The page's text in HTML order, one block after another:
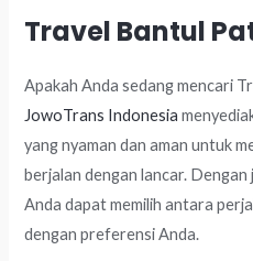
Travel Bantul
Apakah Anda sedang mencari
JowoTrans Indonesia
yang nyaman dan aman untuk
berjalan dengan lancar.
Anda dapat memilih antara
dengan preferensi Anda.